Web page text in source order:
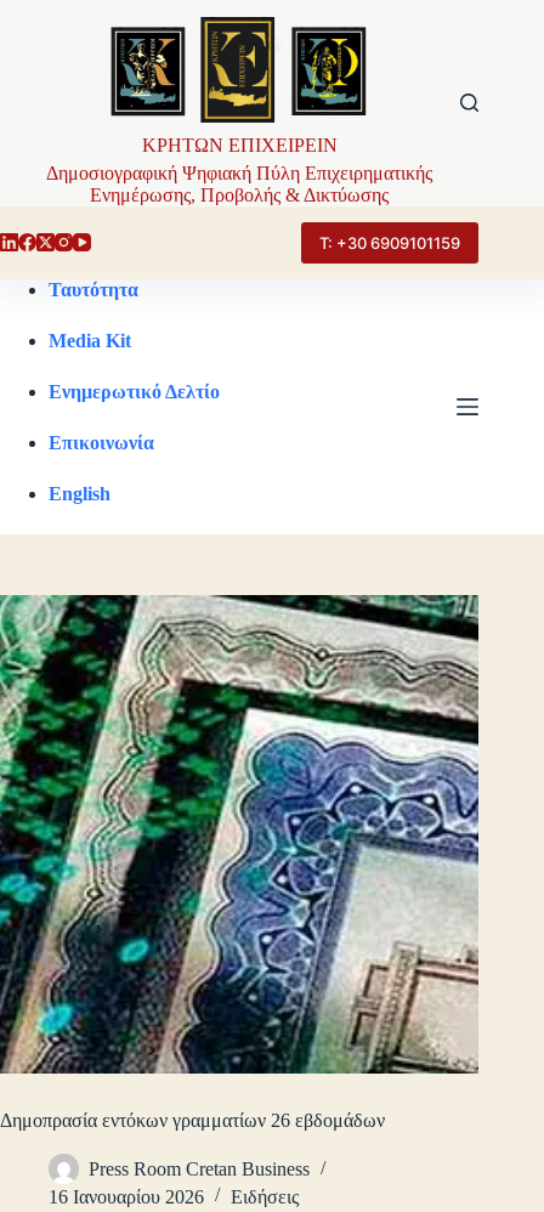
ΚΡΗΤΩΝ ΕΠΙΧΕΙΡΕΙΝ
Δημοσιογραφική Ψηφιακή Πύλη Επιχειρηματικής
Ενημέρωσης, Προβολής & Δικτύωσης
Τ: +30 6909101159
Ταυτότητα
Media Kit
Ενημερωτικό Δελτίο
Επικοινωνία
English
Δημοπρασία εντόκων γραμματίων 26 εβδομάδων
Press Room Cretan Business
16 Ιανουαρίου 2026
Ειδήσεις